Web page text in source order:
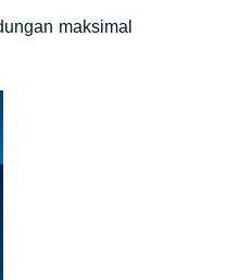
maksimal